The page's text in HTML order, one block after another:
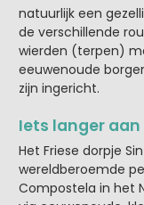
natuurlijk een
de verschillende
wierden (terpen)
eeuwenoude
zijn ingericht.
Iets langer
Het Friese dorpje
wereldberoemde
Compostela in het